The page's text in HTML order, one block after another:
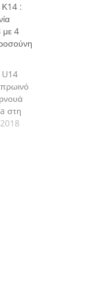
Κ14 :
με 4
στη
από
της